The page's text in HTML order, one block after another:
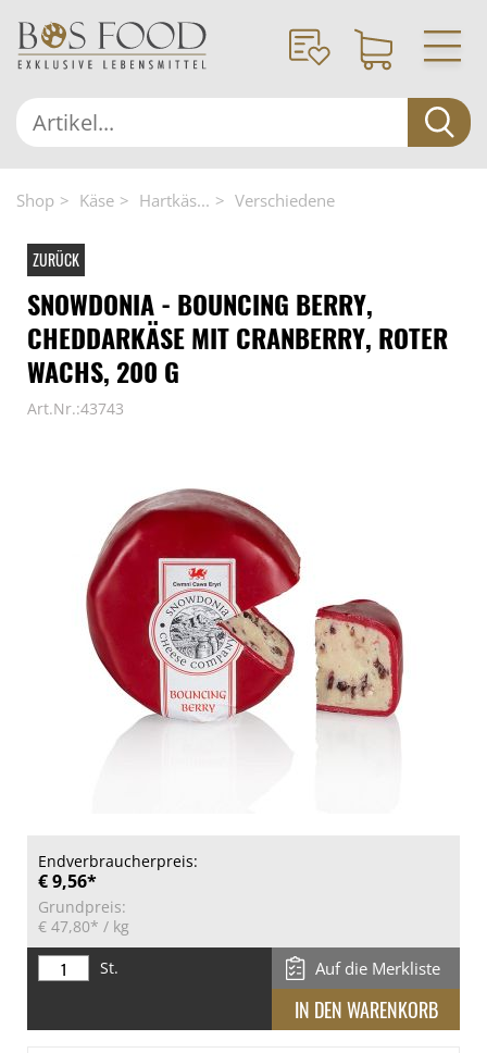
Shop Käse Hartkäs... Verschiedene
ZURÜCK
SNOWDONIA - BOUNCING BERRY,
CHEDDARKÄSE MIT CRANBERRY, ROTER
WACHS, 200 G
Art.Nr.:43743
Endverbraucherpreis:
€ 9,56*
Grundpreis:
€ 47,80* / kg
St.
Auf die Merkliste